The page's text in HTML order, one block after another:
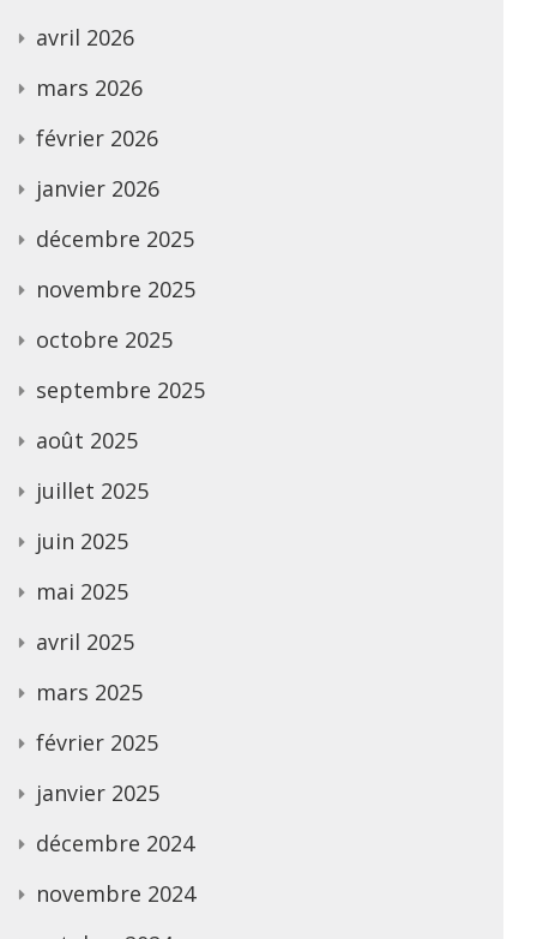
avril 2026
mars 2026
février 2026
janvier 2026
décembre 2025
novembre 2025
octobre 2025
septembre 2025
août 2025
juillet 2025
juin 2025
mai 2025
avril 2025
mars 2025
février 2025
janvier 2025
décembre 2024
novembre 2024